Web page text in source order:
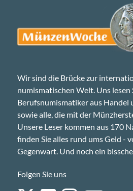
Wir sind die Brücke zur
numismatischen Welt. Uns lesen
Berufsnumismatiker aus Handel
sowie alle, die mit der
Unsere Leser kommen aus 170
finden Sie alles rund ums Geld -
Gegenwart. Und noch ein
Folgen Sie uns